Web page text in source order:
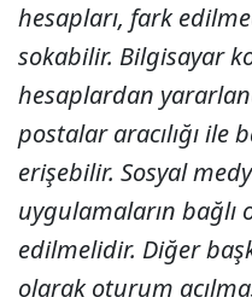
hesapları, fark
sokabilir. Bilgisayar
hesaplardan
postalar aracılığı ile
erişebilir. Sosyal
uygulamaların
edilmelidir. Diğer
olarak oturum